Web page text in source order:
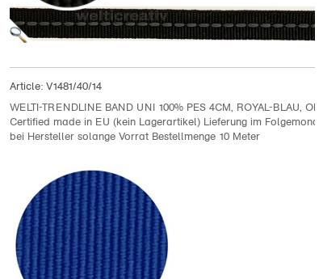
Article: V1481/40/14
WELTI-TRENDLINE BAND UNI 100% PES 4CM, ROYAL-BLAU,
Certified made in EU (kein Lagerartikel) Lieferung im
bei Hersteller solange Vorrat Bestellmenge 10 Meter